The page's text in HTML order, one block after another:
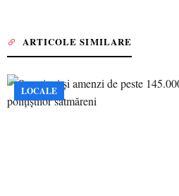
ARTICOLE SIMILARE
LOCALE